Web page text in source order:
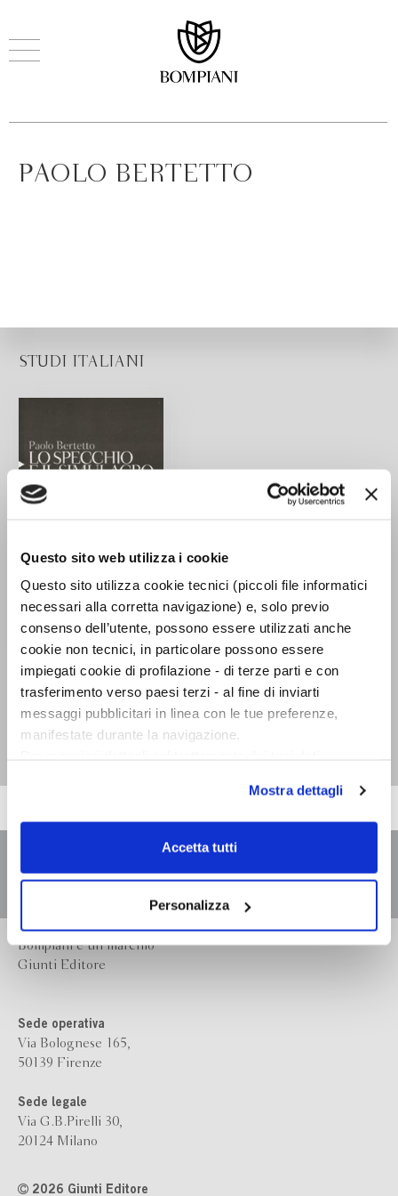
Questo sito web utilizza i cookie
Questo sito utilizza cookie tecnici (piccoli file informatici
necessari alla corretta navigazione) e, solo previo
consenso dell’utente, possono essere utilizzati anche
cookie non tecnici, in particolare possono essere
impiegati cookie di profilazione - di terze parti e con
trasferimento verso paesi terzi - al fine di inviarti
messaggi pubblicitari in linea con le tue preferenze,
manifestate durante la navigazione.
scelte privacy sui cookie, ti invitiamo a prendere visione
dell’informativa cookie.
Chiudendo il banner tramite la “X” prosegui la
dei soli cookie tecnici. Selezionando “Accetta tutti” presti
il tuo consenso alla profilazione che potrai revocare in
ogni momentoRevoca
Mostra dettagli
Accetta tutti
Personalizza
PAOLO BERTETTO
STUDI ITALIANI
Lo specchio e il
simulacro. Il cinema
nel mondo diventato
favola
Paolo Bertetto
Bompiani è un marchio
Giunti Editore
Sede operativa
Via Bolognese 165,
50139 Firenze
Sede legale
Via G.B.Pirelli 30,
20124 Milano
2026 Giunti Editore